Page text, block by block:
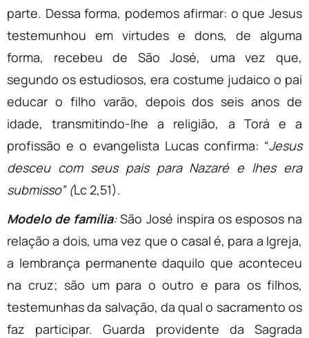
parte. Dessa forma, podemos afirmar: o que Jesus
testemunhou em virtudes e dons, de alguma
forma, recebeu de São José, uma vez que,
segundo os estudiosos, era costume judaico o pai
educar o filho varão, depois dos seis anos de
idade, transmitindo-lhe a religião, a Torá e a
profissão e o evangelista Lucas confirma: “Jesus
desceu com seus pais para Nazaré e lhes era
submisso” (Lc 2,51).
Modelo de família:São José inspira os esposos na
relação a dois, uma vez que o casal é, para a Igreja,
a lembrança permanente daquilo que aconteceu
na cruz; são um para o outro e para os filhos,
testemunhas da salvação, da qual o sacramento os
faz participar. Guarda providente da Sagrada